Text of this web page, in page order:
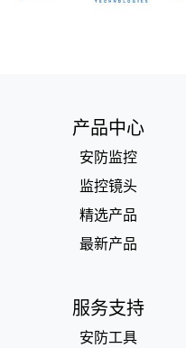
产品中心
安防监控
监控镜头
精选产品
最新产品
服务支持
安防工具